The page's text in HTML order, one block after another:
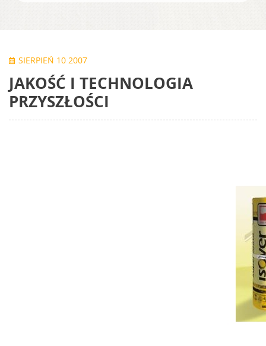
SIERPIEŃ 10 2007
JAKOŚĆ I TECHNOLOGIA
PRZYSZŁOŚCI